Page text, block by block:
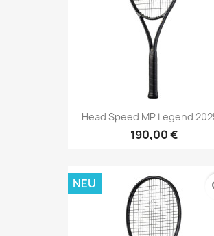
Head Speed MP Legend
190,00 €
NEU